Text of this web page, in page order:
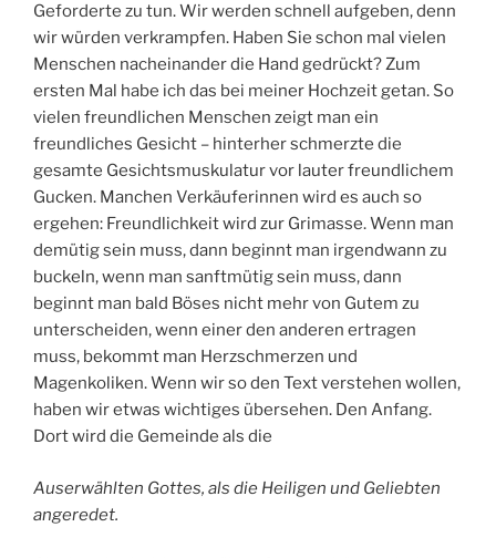
Geforderte zu tun. Wir werden schnell aufgeben, denn
wir würden verkrampfen. Haben Sie schon mal vielen
Menschen nacheinander die Hand gedrückt? Zum
ersten Mal habe ich das bei meiner Hochzeit getan. So
vielen freundlichen Menschen zeigt man ein
freundliches Gesicht – hinterher schmerzte die
gesamte Gesichtsmuskulatur vor lauter freundlichem
Gucken. Manchen Verkäuferinnen wird es auch so
ergehen: Freundlichkeit wird zur Grimasse. Wenn man
demütig sein muss, dann beginnt man irgendwann zu
buckeln, wenn man sanftmütig sein muss, dann
beginnt man bald Böses nicht mehr von Gutem zu
unterscheiden, wenn einer den anderen ertragen
muss, bekommt man Herzschmerzen und
Magenkoliken. Wenn wir so den Text verstehen wollen,
haben wir etwas wichtiges übersehen. Den Anfang.
Dort wird die Gemeinde als die
Auserwählten Gottes, als die Heiligen und Geliebten
angeredet.